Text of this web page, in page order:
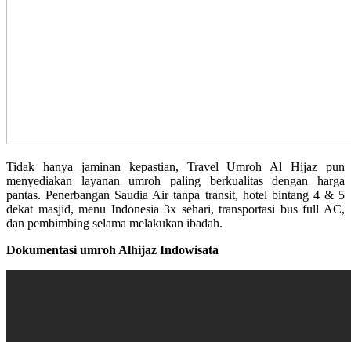
Tidak hanya jaminan kepastian, Travel Umroh Al Hijaz pun
menyediakan layanan umroh paling berkualitas dengan harga
pantas. Penerbangan Saudia Air tanpa transit, hotel bintang 4 & 5
dekat masjid, menu Indonesia 3x sehari, transportasi bus full AC,
dan pembimbing selama melakukan ibadah.
Dokumentasi umroh Alhijaz Indowisata